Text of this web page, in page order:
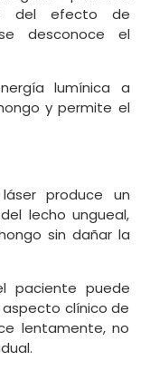
del efecto de
desconoce el
lumínica a
y permite el
produce un
lecho ungueal,
sin dañar la
paciente puede
clínico de
lentamente, no